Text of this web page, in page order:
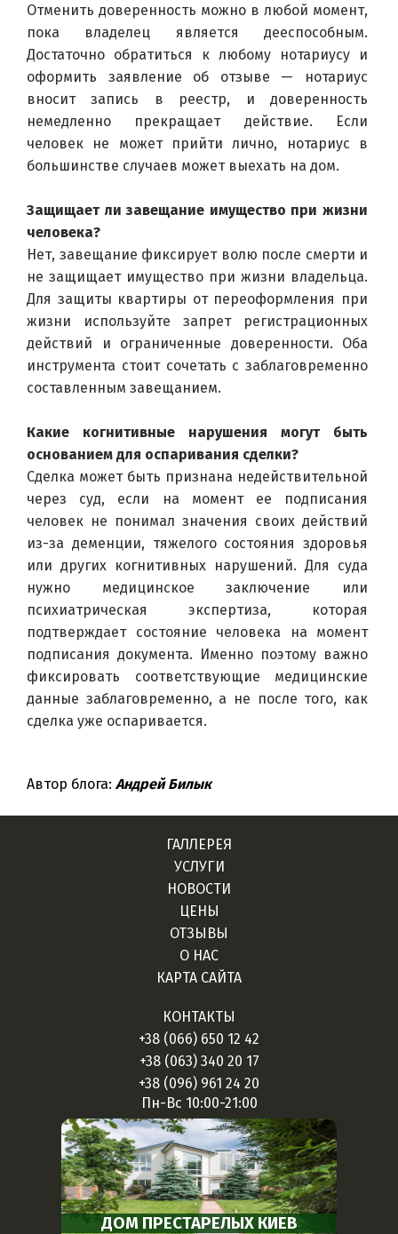
Отменить доверенность можно в любой момент,
пока владелец является дееспособным.
Достаточно обратиться к любому нотариусу и
оформить заявление об отзыве — нотариус
вносит запись в реестр, и доверенность
немедленно прекращает действие. Если
человек не может прийти лично, нотариус в
большинстве случаев может выехать на дом.
Защищает ли завещание имущество при жизни
человека?
Нет, завещание фиксирует волю после смерти и
не защищает имущество при жизни владельца.
Для защиты квартиры от переоформления при
жизни используйте запрет регистрационных
действий и ограниченные доверенности. Оба
инструмента стоит сочетать с заблаговременно
составленным завещанием.
Какие когнитивные нарушения могут быть
основанием для оспаривания сделки?
Сделка может быть признана недействительной
через суд, если на момент ее подписания
человек не понимал значения своих действий
из-за деменции, тяжелого состояния здоровья
или других когнитивных нарушений. Для суда
нужно медицинское заключение или
психиатрическая экспертиза, которая
подтверждает состояние человека на момент
подписания документа. Именно поэтому важно
фиксировать соответствующие медицинские
данные заблаговременно, а не после того, как
сделка уже оспаривается.
Автор блога: Андрей Билык
ГАЛЛЕРЕЯ
УСЛУГИ
НОВОСТИ
ЦЕНЫ
ОТЗЫВЫ
О НАС
КАРТА САЙТА
КОНТАКТЫ
+38 (066) 650 12 42
+38 (063) 340 20 17
+38 (096) 961 24 20
Пн-Вс 10:00-21:00
ДОМ ПРЕСТАРЕЛЫХ КИЕВ